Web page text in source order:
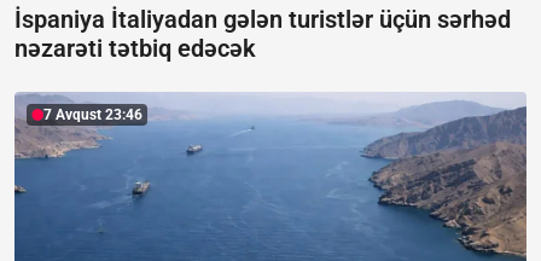
İspaniya İtaliyadan gələn turistlər üçün sərhəd
nəzarəti tətbiq edəcək
7 Avqust 23:46